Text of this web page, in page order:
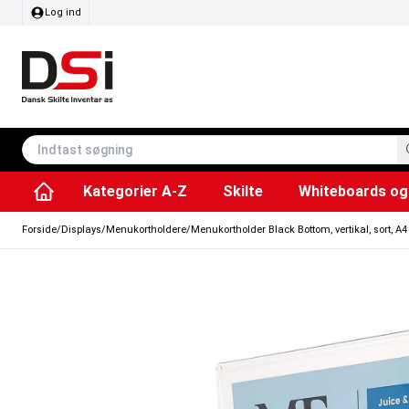
Log ind
Kategorier A-Z Skilte Whiteboards
Forside/Displays/Menukortholdere/Menukortholder Black Bottom, vertikal, sort, A4